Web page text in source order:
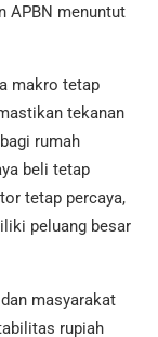
APBN menuntut
makro tetap
tekanan
rumah
beli tetap
tetap percaya,
peluang besar
masyarakat
rupiah